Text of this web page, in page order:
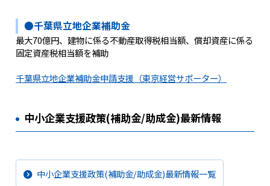
●千葉県立地企業補助金
最大70億円、建物に係る不動産取得税相当額、償却資産に係る
固定資産税相当額を補助
千葉県立地企業補助金申請支援（東京経営サポーター）
中小企業支援政策(補助金/助成金)最新情報
中小企業支援政策(補助金/助成金)最新情報一覧